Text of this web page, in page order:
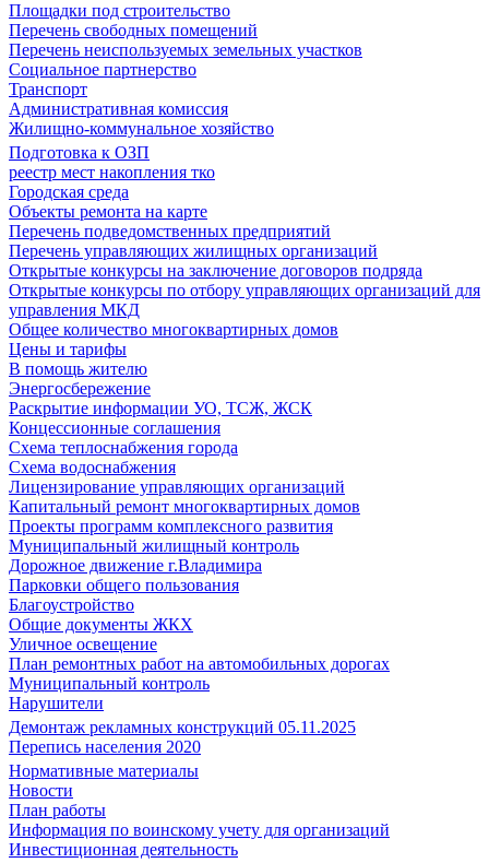
Площадки под строительство
Перечень свободных помещений
Перечень неиспользуемых земельных участков
Социальное партнерство
Транспорт
Административная комиссия
Жилищно-коммунальное хозяйство
Подготовка к ОЗП
реестр мест накопления тко
Городская среда
Объекты ремонта на карте
Перечень подведомственных предприятий
Перечень управляющих жилищных организаций
Открытые конкурсы на заключение договоров подряда
Открытые конкурсы по отбору управляющих организаций для
управления МКД
Общее количество многоквартирных домов
Цены и тарифы
В помощь жителю
Энергосбережение
Раскрытие информации УО, ТСЖ, ЖСК
Концессионные соглашения
Схема теплоснабжения города
Схема водоснабжения
Лицензирование управляющих организаций
Капитальный ремонт многоквартирных домов
Проекты программ комплексного развития
Муниципальный жилищный контроль
Дорожное движение г.Владимира
Парковки общего пользования
Благоустройство
Общие документы ЖКХ
Уличное освещение
План ремонтных работ на автомобильных дорогах
Муниципальный контроль
Нарушители
Демонтаж рекламных конструкций 05.11.2025
Перепись населения 2020
Нормативные материалы
Новости
План работы
Информация по воинскому учету для организаций
Инвестиционная деятельность